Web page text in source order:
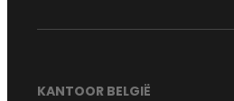
KANTOOR BELGIË